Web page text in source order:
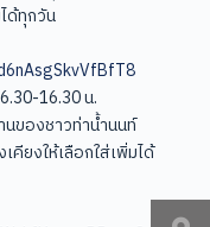
ด้ทุกวัน
16.30 น.
ของชาวท่าน้ำนนท์
ยงให้เลือกใส่เพิ่มได้